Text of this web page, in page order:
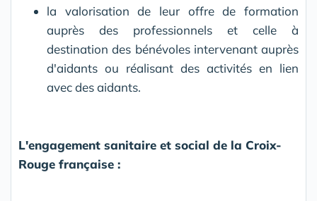
la valorisation de leur offre de formation
auprès des professionnels et celle à
destination des bénévoles intervenant auprès
d'aidants ou réalisant des activités en lien
avec des aidants.
L'engagement sanitaire et social de la Croix-
Rouge française :